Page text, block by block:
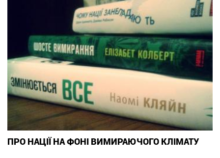
ПРО НАЦІЇ НА ФОНІ ВИМИРАЮЧОГО КЛІМАТУ